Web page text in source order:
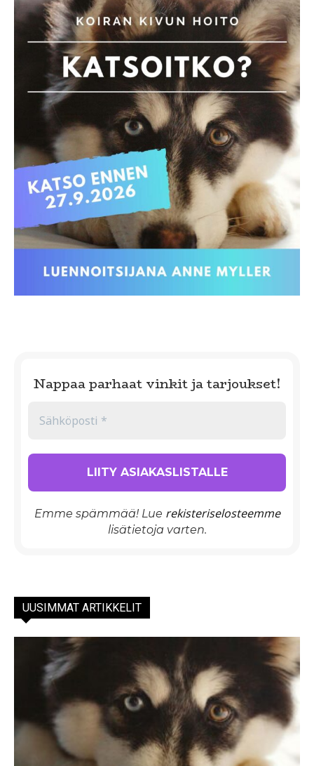
Nappaa parhaat vinkit ja tarjoukset!
Emme spämmää! Lue rekisteriselosteemme
lisätietoja varten.
UUSIMMAT ARTIKKELIT